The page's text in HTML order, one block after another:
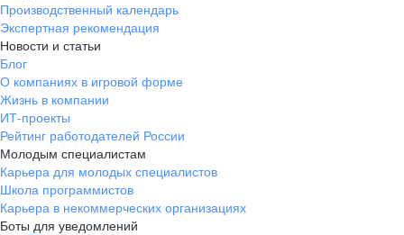
Производственный календарь
Экспертная рекомендация
Новости и статьи
Блог
О компаниях в игровой форме
Жизнь в компании
ИТ-проекты
Рейтинг работодателей России
Молодым специалистам
Карьера для молодых специалистов
Школа программистов
Карьера в некоммерческих организациях
Боты для уведомлений